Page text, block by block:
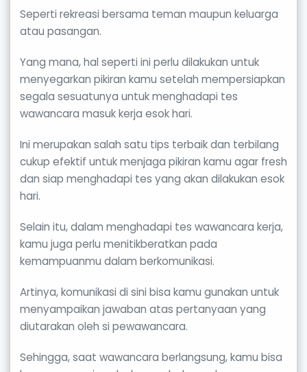
Seperti rekreasi bersama teman maupun keluarga
atau pasangan.
Yang mana, hal seperti ini perlu dilakukan untuk
menyegarkan pikiran kamu setelah mempersiapkan
segala sesuatunya untuk menghadapi tes
wawancara masuk kerja esok hari.
Ini merupakan salah satu tips terbaik dan terbilang
cukup efektif untuk menjaga pikiran kamu agar fresh
dan siap menghadapi tes yang akan dilakukan esok
hari.
Selain itu, dalam menghadapi tes wawancara kerja,
kamu juga perlu menitikberatkan pada
kemampuanmu dalam berkomunikasi.
Artinya, komunikasi di sini bisa kamu gunakan untuk
menyampaikan jawaban atas pertanyaan yang
diutarakan oleh si pewawancara.
Sehingga, saat wawancara berlangsung, kamu bisa